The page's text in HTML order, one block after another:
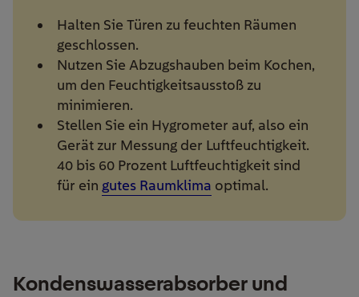
Halten Sie Türen zu feuchten Räumen
geschlossen.
Nutzen Sie Abzugshauben beim Kochen,
um den Feuchtigkeitsausstoß zu
minimieren.
Stellen Sie ein Hygrometer auf, also ein
Gerät zur Messung der Luftfeuchtigkeit.
40 bis 60 Prozent Luftfeuchtigkeit sind
für ein gutes Raumklima optimal.
Kondenswasserabsorber und